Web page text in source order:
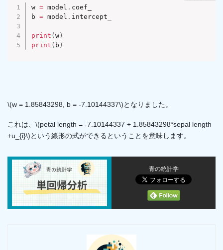
w = model . coef_
b = model . intercept_
print (w )
print ( b )
\(w = 1.85843298, b = -7.10144337\)となりました。
これは、\(petal length = -7.10144337 + 1.85843298*sepal length
+u_{i}\)という線形の式ができるということを意味します。
青の統計学